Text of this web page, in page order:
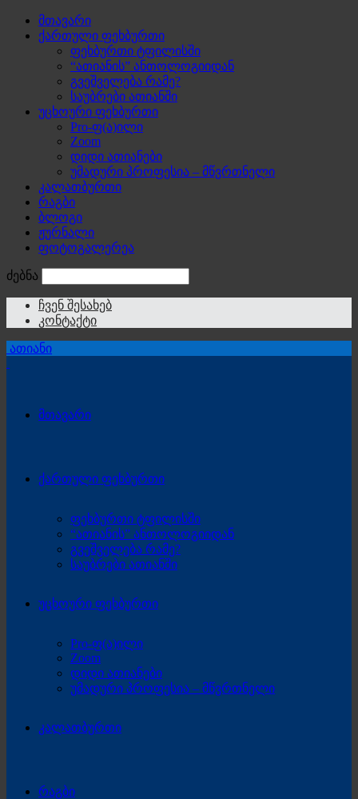
მთავარი
ქართული ფეხბურთი
ფეხბურთი ტფილისში
“ათიანის” ანთოლოგიიდან
გვეშველება რამე?
საუბრები ათიანში
უცხოური ფეხბურთი
Pro-ფ(ა)ილი
Zoom
დიდი ათიანები
უმადური პროფესია – მწვრთნელი
კალათბურთი
რაგბი
ბლოგი
ჟურნალი
ფოტოგალერეა
ძებნა
ჩვენ შესახებ
კონტაქტი
ათიანი
მთავარი
ქართული ფეხბურთი
ფეხბურთი ტფილისში
“ათიანის” ანთოლოგიიდან
გვეშველება რამე?
საუბრები ათიანში
უცხოური ფეხბურთი
Pro-ფ(ა)ილი
Zoom
დიდი ათიანები
უმადური პროფესია – მწვრთნელი
კალათბურთი
რაგბი